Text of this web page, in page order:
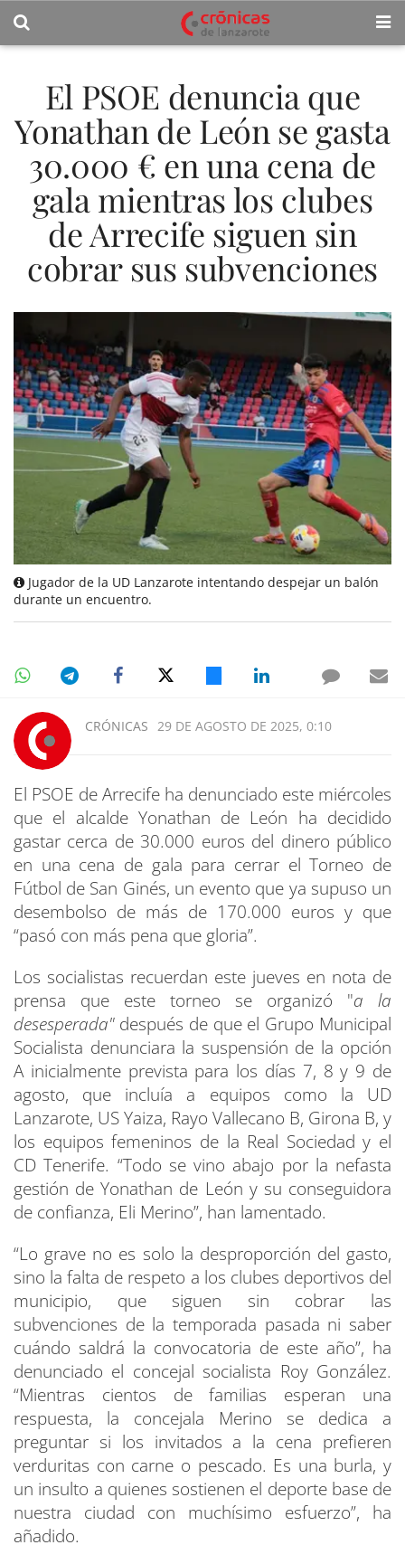
El PSOE denuncia que
Yonathan de León se gasta
30.000 € en una cena de
gala mientras los clubes
de Arrecife siguen sin
cobrar sus subvenciones
Jugador de la UD Lanzarote intentando despejar un balón
durante un encuentro.
CRÓNICAS 29 DE AGOSTO DE 2025, 0:10
El PSOE de Arrecife ha denunciado este miércoles
que el alcalde Yonathan de León ha decidido
gastar cerca de 30.000 euros del dinero público
en una cena de gala para cerrar el Torneo de
Fútbol de San Ginés, un evento que ya supuso un
desembolso de más de 170.000 euros y que
“pasó con más pena que gloria”.
Los socialistas recuerdan este jueves en nota de
prensa que este torneo se organizó "a la
desesperada"después de que el Grupo Municipal
Socialista denunciara la suspensión de la opción
A inicialmente prevista para los días 7, 8 y 9 de
agosto, que incluía a equipos como la UD
Lanzarote, US Yaiza, Rayo Vallecano B, Girona B, y
los equipos femeninos de la Real Sociedad y el
CD Tenerife. “Todo se vino abajo por la nefasta
gestión de Yonathan de León y su conseguidora
de confianza, Eli Merino”, han lamentado.
“Lo grave no es solo la desproporción del gasto,
sino la falta de respeto a los clubes deportivos del
municipio, que siguen sin cobrar las
subvenciones de la temporada pasada ni saber
cuándo saldrá la convocatoria de este año”, ha
denunciado el concejal socialista Roy González.
“Mientras cientos de familias esperan una
respuesta, la concejala Merino se dedica a
preguntar si los invitados a la cena prefieren
verduritas con carne o pescado. Es una burla, y
un insulto a quienes sostienen el deporte base de
nuestra ciudad con muchísimo esfuerzo”, ha
añadido.